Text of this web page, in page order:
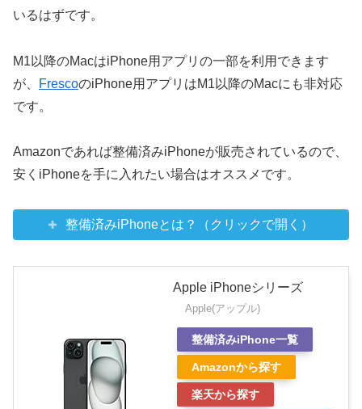
いるはずです。
M1以降のMacはiPhone用アプリの一部を利用できます
が、
FrescoのiPhone用アプリはM1以降のMacにも非対応
です。
Amazonであれば整備済みiPhoneが販売されているので、
安くiPhoneを手に入れたい場合はオススメです。
整備済みiPhoneとは？（クリックで開く）
Apple iPhoneシリーズ
Apple(アップル)
整備済みiPhone一覧
Amazonから探す
楽天から探す